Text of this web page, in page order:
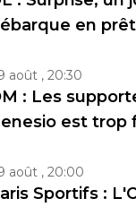
en prêt
août , 20:30
: Les
est trop
août , 20:00
Sportifs :